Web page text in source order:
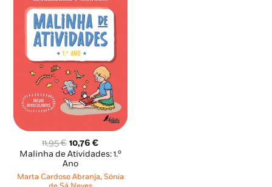
11,95€ O
preço
original
era:
10,76€O
preço
é:
Malinha de Atividades: 1.º
Ano
Marta Cardoso Abranja, Sónia